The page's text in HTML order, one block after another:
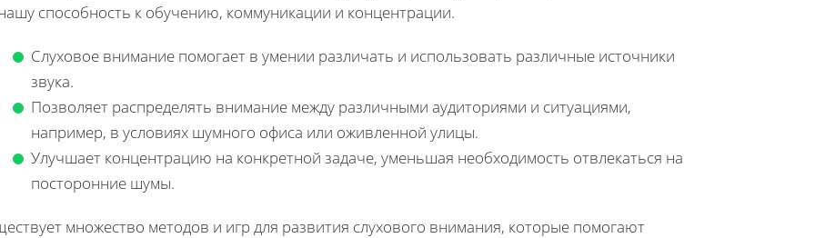
способность к обучению, коммуникации и концентрации.
Слуховое внимание помогает в умении различать и использовать различные источники
звука.
Позволяет распределять внимание между различными аудиториями и ситуациями,
например, в условиях шумного офиса или оживленной улицы.
Улучшает концентрацию на конкретной задаче, уменьшая необходимость отвлекаться на
посторонние шумы.
множество методов и игр для развития слухового внимания, которые помогают